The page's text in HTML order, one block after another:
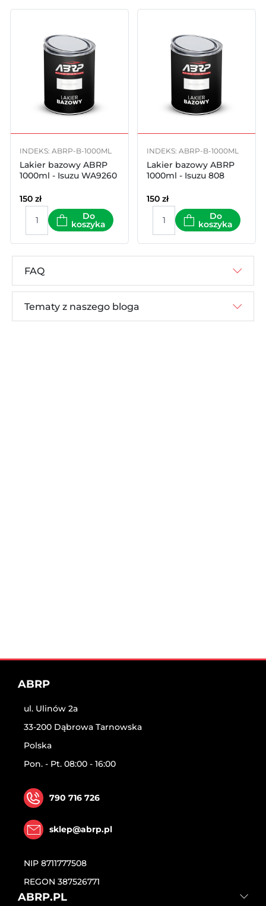
INDEKS: ABRP-B-1000ML
Lakier bazowy ABRP
1000ml - Isuzu WA9260
150 zł
Do
koszyka
INDEKS: ABRP-B-1000ML
Lakier bazowy ABRP
1000ml - Isuzu 808
150 zł
Do
koszyka
FAQ
Tematy z naszego bloga
ABRP
ul. Ulinów 2a
33-200 Dąbrowa Tarnowska
Polska
Pon. - Pt. 08:00 - 16:00
790 716 726
sklep@abrp.pl
NIP 8711777508
REGON 387526771
ABRP.PL